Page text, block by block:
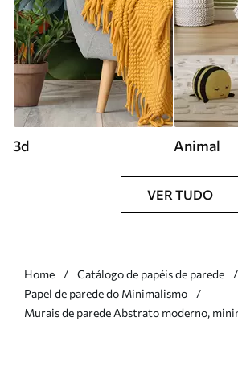
3d Animal
VER TUDO
Home
Catálogo de papéis de parede
Papel de parede do Minimalismo
Murais de parede Abstrato moderno,
geometria, manchas aquarela, lua cheia,
palmeira, topografia, complexidade,